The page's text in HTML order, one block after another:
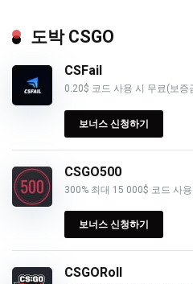
도박 CSGO
CSFail
0.20$ 코드 사용 시 무료(보증
보너스 신청하기
CSGO500
300% 최대 15 000$ 코드 사용
보너스 신청하기
CSGORoll